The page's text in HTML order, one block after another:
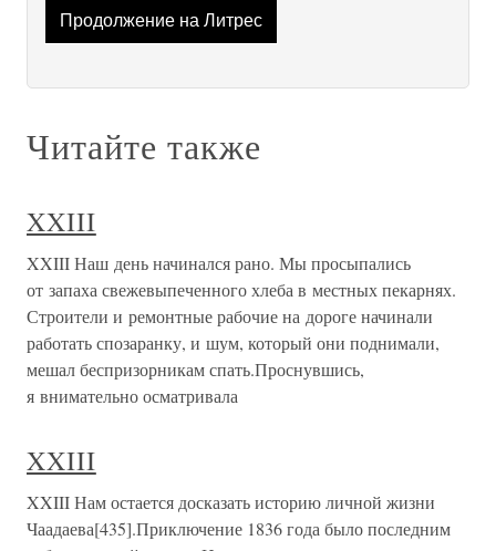
Продолжение на Литрес
Читайте также
XXIII
XXIII Наш день начинался рано. Мы просыпались
от запаха свежевыпеченного хлеба в местных пекарнях.
Строители и ремонтные рабочие на дороге начинали
работать спозаранку, и шум, который они поднимали,
мешал беспризорникам спать.Проснувшись,
я внимательно осматривала
XXIII
XXIII Нам остается досказать историю личной жизни
Чаадаева[435].Приключение 1836 года было последним